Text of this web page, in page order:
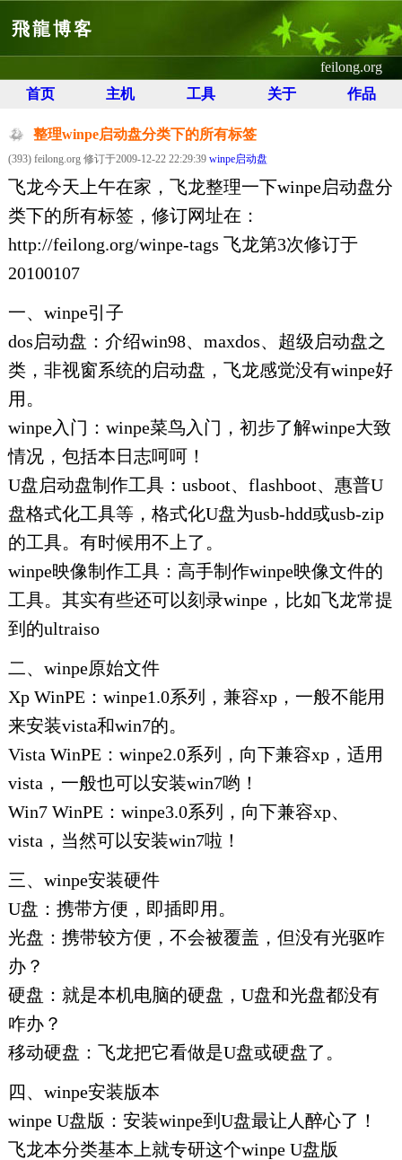
飛龍博客
feilong.org
首页
主机 工具 关于 作品
整理winpe启动盘分类下的所有标签
(393) feilong.org 修订于2009-12-22 22:29:39 winpe启动盘
飞龙今天上午在家，飞龙整理一下winpe启动盘分
类下的所有标签，修订网址在：
http://feilong.org/winpe-tags 飞龙第3次修订于
20100107
一、winpe引子
dos启动盘：介绍win98、maxdos、超级启动盘之
类，非视窗系统的启动盘，飞龙感觉没有winpe好
用。
winpe入门：winpe菜鸟入门，初步了解winpe大致
情况，包括本日志呵呵！
U盘启动盘制作工具：usboot、flashboot、惠普U
盘格式化工具等，格式化U盘为usb-hdd或usb-zip
的工具。有时候用不上了。
winpe映像制作工具：高手制作winpe映像文件的
工具。其实有些还可以刻录winpe，比如飞龙常提
到的ultraiso
二、winpe原始文件
Xp WinPE：winpe1.0系列，兼容xp，一般不能用
来安装vista和win7的。
Vista WinPE：winpe2.0系列，向下兼容xp，适用
vista，一般也可以安装win7哟！
Win7 WinPE：winpe3.0系列，向下兼容xp、
vista，当然可以安装win7啦！
三、winpe安装硬件
U盘：携带方便，即插即用。
光盘：携带较方便，不会被覆盖，但没有光驱咋
办？
硬盘：就是本机电脑的硬盘，U盘和光盘都没有
咋办？
移动硬盘：飞龙把它看做是U盘或硬盘了。
四、winpe安装版本
winpe U盘版：安装winpe到U盘最让人醉心了！
飞龙本分类基本上就专研这个winpe U盘版